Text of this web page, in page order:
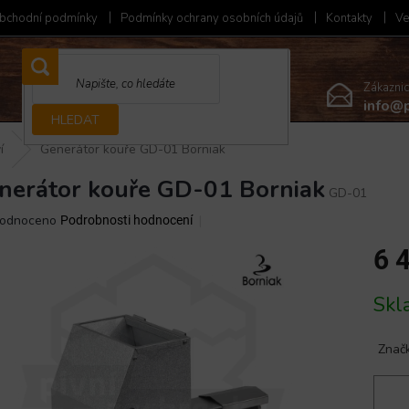
podmínky Podmínky ochrany osobních údajů Kontakty
HLEDAT
Generátor kouře GD-01 Borniak
kouře GD-01 Borniak GD-01
Podrobnosti hodnocení
6
cena: